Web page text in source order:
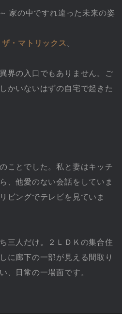
家の中ですれ違った未来の姿
・マトリックス 。
界の入口でもありません。ご
かいないはずの自宅で起きた
ことでした。私と妻はキッチ
、他愛のない会話をしていま
ビングでテレビを見ていま
三人だけ。２ＬＤＫの集合住
に廊下の一部が見える間取り
、日常の一場面です。